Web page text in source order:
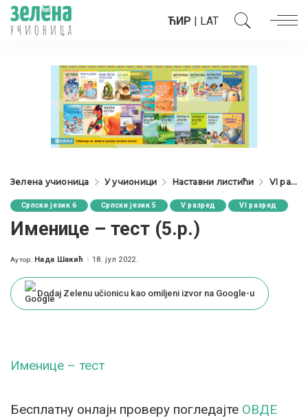
ЋИР | LAT
Зелена учионица У учионици Наставни листићи VI разред
Српски језик 6 Српски језик 5 V разред VI разред
Именице – тест (5.р.)
Posted
Аутор: Нада Шакић 18. јул 2022.
Dodaj Zelenu učionicu kao omiljeni izvor na Google-u
Именице – тест
Бесплатну онлајн проверу погледајте ОВДЕ